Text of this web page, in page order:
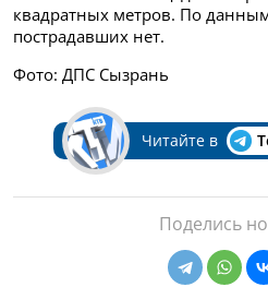
квадратных метров. По
пострадавших нет.
Фото: ДПС Сызрань
Читайте в
Поделись